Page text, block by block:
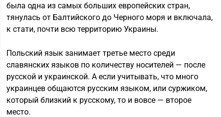
была одна из самых больших европейских стран,
тянулась от Балтийского до Черного моря и включала,
к стати, почти всю территорию Украины.
Польский язык занимает третье место среди
славянских языков по количеству носителей — после
русской и украинской. А если учитывать, что много
украинцев общаются русским языком, или суржиком,
который близкий к русскому, то и вовсе — второе
место.